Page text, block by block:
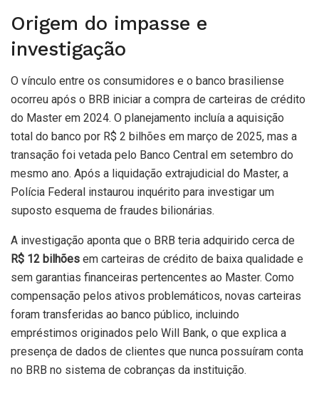
Origem do impasse e
investigação
O vínculo entre os consumidores e o banco brasiliense
ocorreu após o BRB iniciar a compra de carteiras de crédito
do Master em 2024. O planejamento incluía a aquisição
total do banco por R$ 2 bilhões em março de 2025, mas a
transação foi vetada pelo Banco Central em setembro do
mesmo ano. Após a liquidação extrajudicial do Master, a
Polícia Federal instaurou inquérito para investigar um
suposto esquema de fraudes bilionárias.
A investigação aponta que o BRB teria adquirido cerca de
R$ 12 bilhões em carteiras de crédito de baixa qualidade e
sem garantias financeiras pertencentes ao Master. Como
compensação pelos ativos problemáticos, novas carteiras
foram transferidas ao banco público, incluindo
empréstimos originados pelo Will Bank, o que explica a
presença de dados de clientes que nunca possuíram conta
no BRB no sistema de cobranças da instituição.